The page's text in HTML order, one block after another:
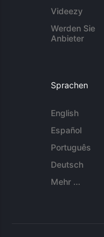
Videezy
Werden Sie
Anbieter
Sprachen
English
Español
Português
Deutsch
Mehr ...